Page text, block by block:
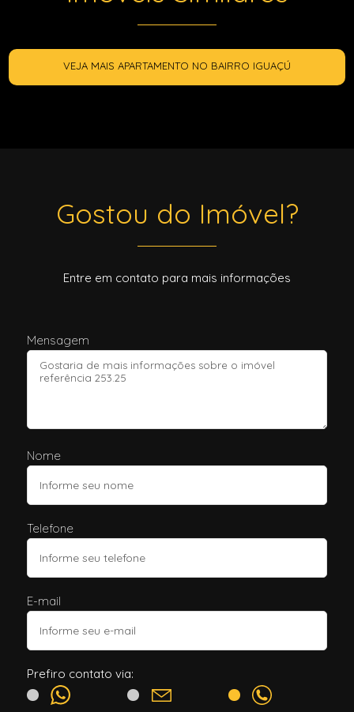
VEJA MAIS APARTAMENTO NO BAIRRO IGUAÇÚ
Gostou do Imóvel?
Entre em contato para mais informações
Mensagem
Nome
Telefone
E-mail
Prefiro contato via: